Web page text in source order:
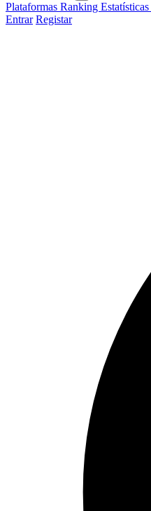
Plataformas Ranking Estatísticas
Entrar Registar